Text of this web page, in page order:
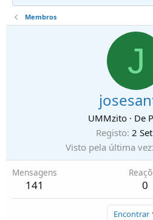
Membros
J
UMMzito · De
Registo 2
Visto pela última vez
Mensagens
141 0
Encontrar